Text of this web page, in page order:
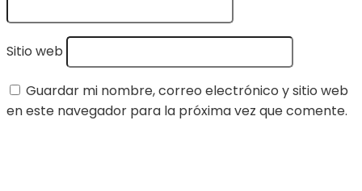
Sitio web
Guardar mi nombre, correo electrónico y sitio web
en este navegador para la próxima vez que comente.